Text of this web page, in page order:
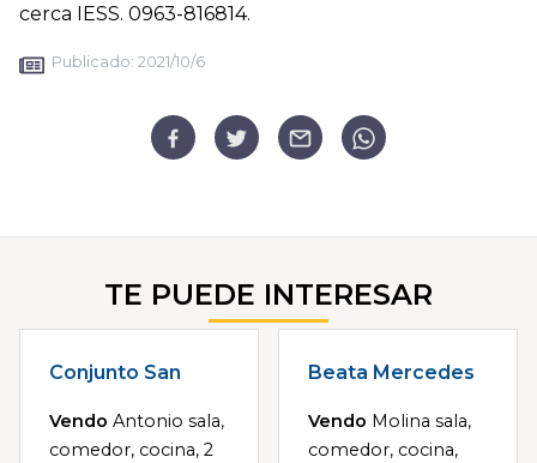
cerca IESS. 0963-816814.
Publicado: 2021/10/6
TE PUEDE INTERESAR
Conjunto San
Vendo Antonio sala,
comedor, cocina, 2
Beata Mercedes
Vendo Molina sala,
comedor, cocina,